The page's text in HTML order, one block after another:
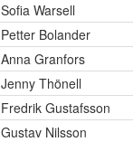
Sofia Warsell
Petter Bolander
Anna Granfors
Jenny Thönell
Fredrik Gustafsson
Gustav Nilsson